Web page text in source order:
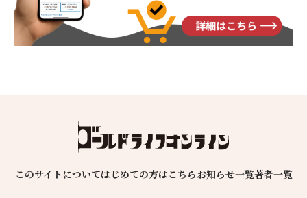
このサイトについてはじめての方はこちらお知らせ一覧著者一覧